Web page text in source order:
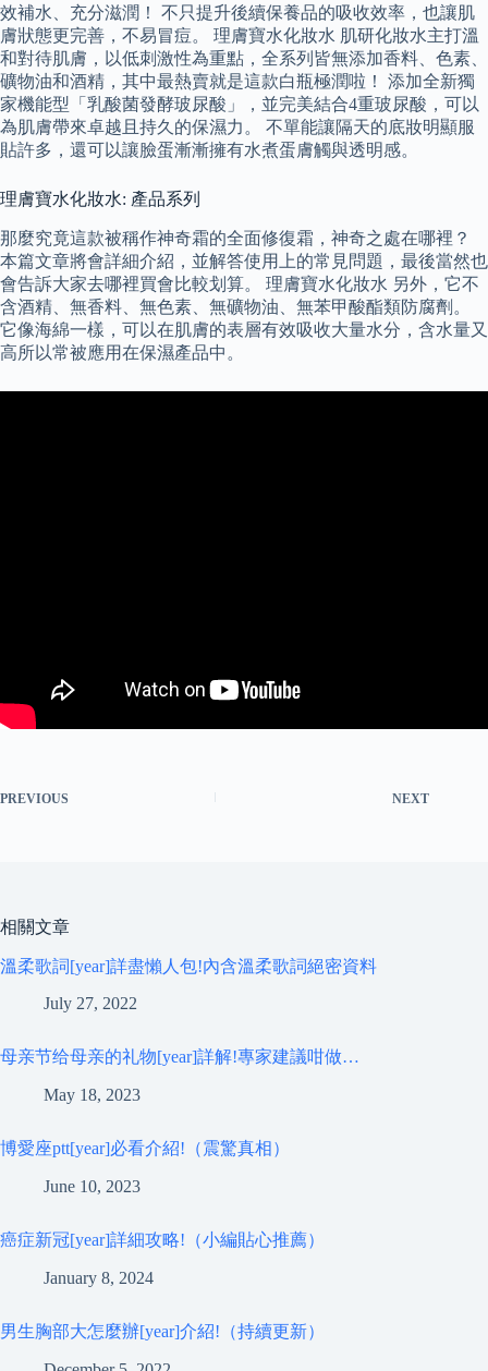
效補水、充分滋潤！ 不只提升後續保養品的吸收效率，也讓肌
膚狀態更完善，不易冒痘。 理膚寶水化妝水 肌研化妝水主打溫
和對待肌膚，以低刺激性為重點，全系列皆無添加香料、色素、
礦物油和酒精，其中最熱賣就是這款白瓶極潤啦！ 添加全新獨
家機能型「乳酸菌發酵玻尿酸」，並完美結合4重玻尿酸，可以
為肌膚帶來卓越且持久的保濕力。 不單能讓隔天的底妝明顯服
貼許多，還可以讓臉蛋漸漸擁有水煮蛋膚觸與透明感。
理膚寶水化妝水: 產品系列
那麼究竟這款被稱作神奇霜的全面修復霜，神奇之處在哪裡？
本篇文章將會詳細介紹，並解答使用上的常見問題，最後當然也
會告訴大家去哪裡買會比較划算。 理膚寶水化妝水 另外，它不
含酒精、無香料、無色素、無礦物油、無苯甲酸酯類防腐劑。
它像海綿一樣，可以在肌膚的表層有效吸收大量水分，含水量又
高所以常被應用在保濕產品中。
PREVIOUS NEXT
相關文章
溫柔歌詞[year]詳盡懶人包!內含溫柔歌詞絕密資料
July 27, 2022
母亲节给母亲的礼物[year]詳解!專家建議咁做…
May 18, 2023
博愛座ptt[year]必看介紹!（震驚真相）
June 10, 2023
癌症新冠[year]詳細攻略!（小編貼心推薦）
January 8, 2024
男生胸部大怎麼辦[year]介紹!（持續更新）